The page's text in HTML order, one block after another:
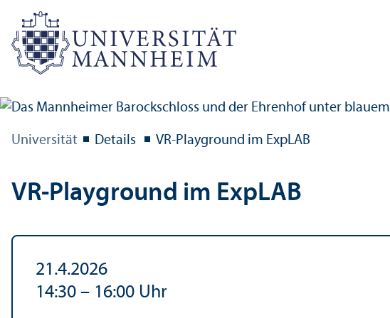
Universität Details VR-Playground im ExpLAB
VR-Playground im ExpLAB
21.4.2026
14:30 – 16:00 Uhr